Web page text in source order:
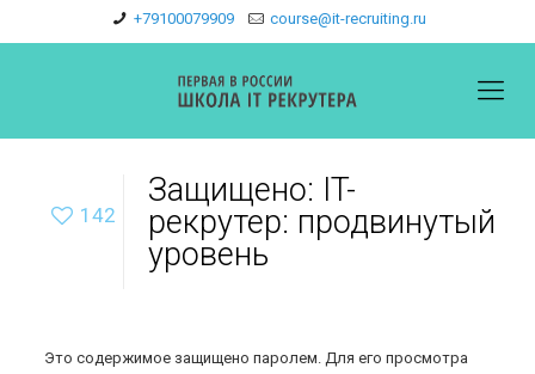
+79100079909 course@it-recruiting.ru
142
Защищено: IT-
рекрутер: продвинутый
уровень
Это содержимое защищено паролем. Для его просмотра